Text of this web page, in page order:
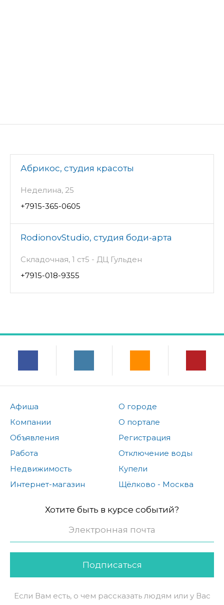
Абрикос, студия красоты
Неделина, 25
+7915-365-0605
RodionovStudio, студия боди-арта
Складочная, 1 ст5 - ДЦ Гульден
+7915-018-9355
Афиша
Компании
Объявления
Работа
Недвижимость
Интернет-магазин
О городе
О портале
Регистрация
Отключение воды
Купели
Щёлково - Москва
Хотите быть в курсе событий?
Подписаться
Если Вам есть, о чем рассказать людям или у Вас